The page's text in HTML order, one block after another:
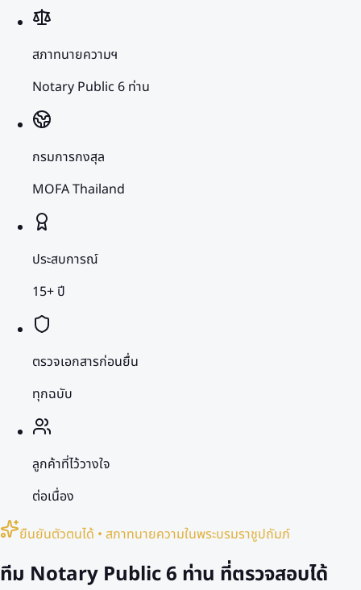
สภาทนายความฯ
Notary Public 6 ท่าน
กรมการกงสุล
MOFA Thailand
ประสบการณ์
15+ ปี
ตรวจเอกสารก่อนยื่น
ทุกฉบับ
ลูกค้าที่ไว้วางใจ
ต่อเนื่อง
ยืนยันตัวตนได้ • สภาทนายความในพระบรมราชูปถัมภ์
ทีม Notary Public6 ท่าน ที่ตรวจสอบได้